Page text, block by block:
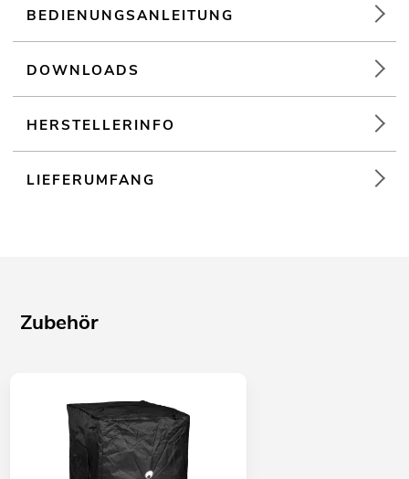
BEDIENUNGSANLEITUNG
DOWNLOADS
HERSTELLERINFO
LIEFERUMFANG
Zubehör